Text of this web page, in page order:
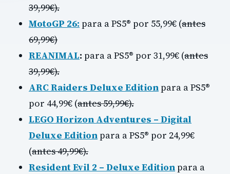
39,99€).
MotoGP 26: para a PS5® por 55,99€ (antes
69,99€)
REANIMAL: para a PS5® por 31,99€ (antes
39,99€).
ARC Raiders Deluxe Editionpara a PS5®
por 44,99€ (antes 59,99€).
LEGO Horizon Adventures – Digital
Deluxe Editionpara a PS5® por 24,99€
(antes 49,99€).
Resident Evil 2 – Deluxe Editionpara a